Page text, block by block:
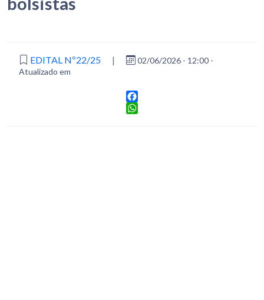
EDITAL Nº22/25 |
02/06/2026 - 12:00 -
Atualizado em
Facebook